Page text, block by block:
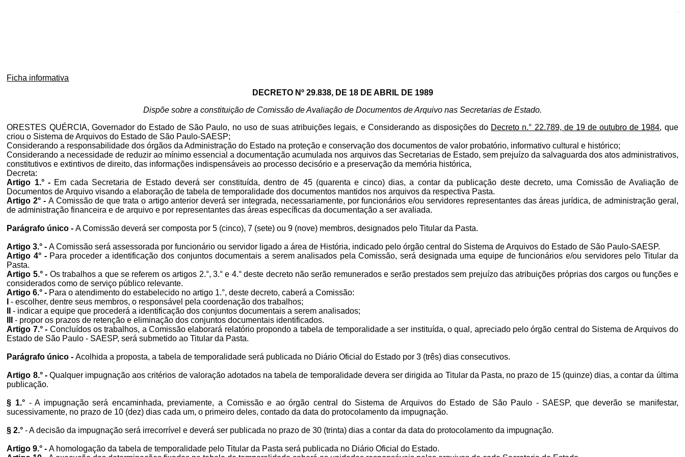
Ficha informativa
DECRETO Nº 29.838, DE 18 DE ABRIL DE 1989
Dispõe sobre a constituição de Comissão de Avaliação de Documentos de Arquivo nas Secretarias de Estado.
ORESTES QUÉRCIA, Governador do Estado de São Paulo, no uso de suas atribuições legais, e Considerando as disposições do Decreto n.° 22.789, de 19 de outubro de 1984, que
criou o Sistema de Arquivos do Estado de São Paulo-SAESP;
Considerando a responsabilidade dos órgãos da Administração do Estado na proteção e conservação dos documentos de valor probatório, informativo cultural e histórico;
Considerando a necessidade de reduzir ao mínimo essencial a documentação acumulada nos arquivos das Secretarias de Estado, sem prejuízo da salvaguarda dos atos administrativos,
constitutivos e extintivos de direito, das informações indispensáveis ao processo decisório e a preservação da memória histórica,
Decreta:
Artigo 1.° - Em cada Secretaria de Estado deverá ser constituída, dentro de 45 (quarenta e cinco) dias, a contar da publicação deste decreto, uma Comissão de Avaliação de
Documentos de Arquivo visando a elaboração de tabela de temporalidade dos documentos mantidos nos arquivos da respectiva Pasta.
Artigo 2° - A Comissão de que trata o artigo anterior deverá ser integrada, necessariamente, por funcionários e/ou servidores representantes das áreas jurídica, de administração geral,
de administração financeira e de arquivo e por representantes das áreas específicas da documentação a ser avaliada.
Parágrafo único -A Comissão deverá ser composta por 5 (cinco), 7 (sete) ou 9 (nove) membros, designados pelo Titular da Pasta.
Artigo 3.° -A Comissão será assessorada por funcionário ou servidor ligado a área de História, indicado pelo órgão central do Sistema de Arquivos do Estado de São Paulo-SAESP.
Artigo 4° - Para proceder a identificação dos conjuntos documentais a serem analisados pela Comissão, será designada uma equipe de funcionários e/ou servidores pelo Titular da
Pasta.
Artigo 5.° - Os trabalhos a que se referem os artigos 2.°, 3.° e 4.° deste decreto não serão remunerados e serão prestados sem prejuízo das atribuições próprias dos cargos ou funções e
considerados como de serviço público relevante.
Artigo 6.° - Para o atendimento do estabelecido no artigo 1.°, deste decreto, caberá a Comissão:
- escolher, dentre seus membros, o responsável pela coordenação dos trabalhos;
- indicar a equipe que procederá a identificação dos conjuntos documentais a serem analisados;
- propor os prazos de retenção e eliminação dos conjuntos documentais identificados.
Artigo 7.° - Concluídos os trabalhos, a Comissão elaborará relatório propondo a tabela de temporalidade a ser instituída, o qual, apreciado pelo órgão central do Sistema de Arquivos do
Estado de São Paulo - SAESP, será submetido ao Titular da Pasta.
Parágrafo único -Acolhida a proposta, a tabela de temporalidade será publicada no Diário Oficial do Estado por 3 (três) dias consecutivos.
Artigo 8.° - Qualquer impugnação aos critérios de valoração adotados na tabela de temporalidade devera ser dirigida ao Titular da Pasta, no prazo de 15 (quinze) dias, a contar da última
publicação.
§ 1.° - A impugnação será encaminhada, previamente, a Comissão e ao órgão central do Sistema de Arquivos do Estado de São Paulo - SAESP, que deverão se manifestar,
sucessivamente, no prazo de 10 (dez) dias cada um, o primeiro deles, contado da data do protocolamento da impugnação.
§ 2.° - A decisão da impugnação será irrecorrível e deverá ser publicada no prazo de 30 (trinta) dias a contar da data do protocolamento da impugnação.
Artigo 9.° -A homologação da tabela de temporalidade pelo Titular da Pasta será publicada no Diário Oficial do Estado.